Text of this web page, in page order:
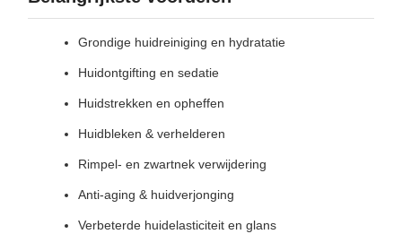
Grondige huidreiniging en hydratatie
Huidontgifting en sedatie
Huidstrekken en opheffen
Huidbleken & verhelderen
Rimpel- en zwartnek verwijdering
Anti-aging & huidverjonging
Verbeterde huidelasticiteit en glans